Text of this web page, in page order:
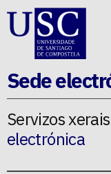
Ir ao contido da
Sede
Servizos xerais
electrónica